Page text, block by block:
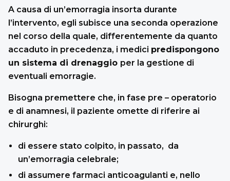
A causa di un’emorragia insorta durante
l’intervento, egli subisce una seconda operazione
nel corso della quale, differentemente da quanto
accaduto in precedenza, i medici predispongono
un sistema di drenaggio per la gestione di
eventuali emorragie.
Bisogna premettere che, in fase pre – operatorio
e di anamnesi, il paziente omette di riferire ai
chirurghi:
di essere stato colpito, in passato, da
un’emorragia celebrale;
di assumere farmaci anticoagulanti e, nello